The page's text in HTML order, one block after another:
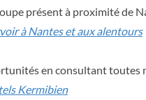
présent à proximité de
à Nantes et aux alentours
en consultant toutes
Kermibien